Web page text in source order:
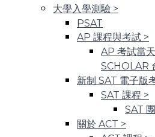
大學入學測驗 >
PSAT
AP 課程與考試 >
AP 考試當
SCHOLAR
新制 SAT 電子版
SAT 課程 >
SAT
關於 ACT >